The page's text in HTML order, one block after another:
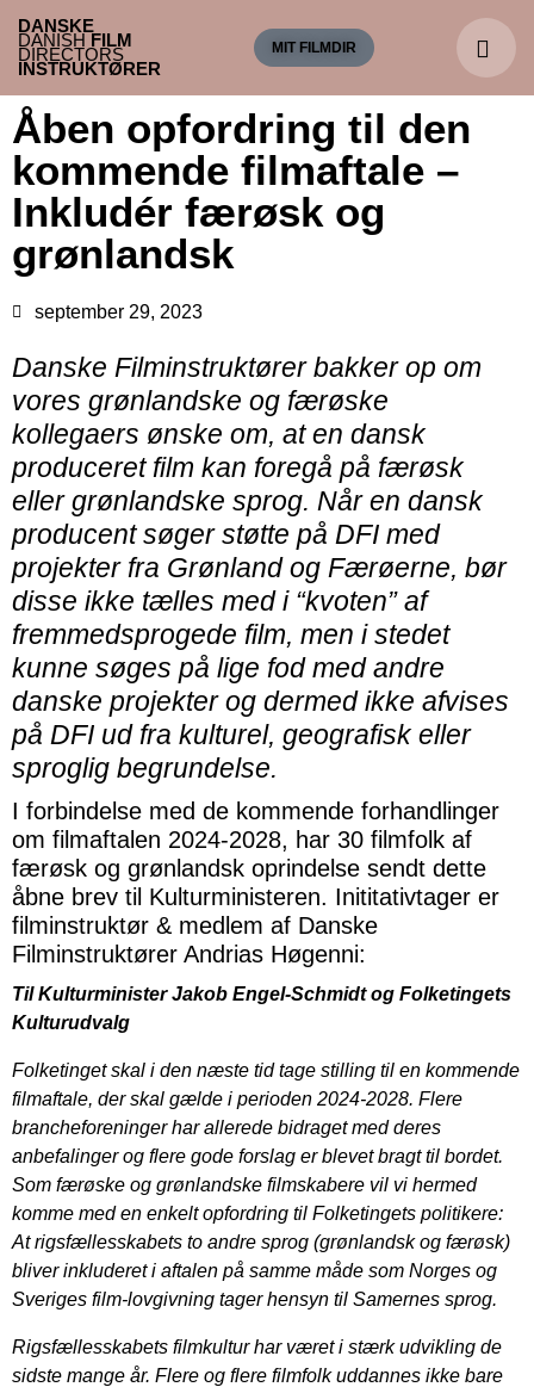
DANSKE
DANISH FILM
DIRECTORS
INSTRUKTØRER
MIT FILMDIR
Åben opfordring til den
kommende filmaftale –
Inkludér færøsk og
grønlandsk
september 29, 2023
Danske Filminstruktører bakker op om
vores grønlandske og færøske
kollegaers ønske om, at en dansk
produceret film kan foregå på færøsk
eller grønlandske sprog. Når en dansk
producent søger støtte på DFI med
projekter fra Grønland og Færøerne, bør
disse ikke tælles med i “kvoten” af
fremmedsprogede film, men i stedet
kunne søges på lige fod med andre
danske projekter og dermed ikke afvises
på DFI ud fra kulturel, geografisk eller
sproglig begrundelse.
I forbindelse med de kommende forhandlinger
om filmaftalen 2024-2028, har 30 filmfolk af
færøsk og grønlandsk oprindelse sendt dette
åbne brev til Kulturministeren. Inititativtager er
filminstruktør & medlem af Danske
Filminstruktører Andrias Høgenni:
Til Kulturminister Jakob Engel-Schmidt og Folketingets
Kulturudvalg
Folketinget skal i den næste tid tage stilling til en kommende
filmaftale, der skal gælde i perioden 2024-2028. Flere
brancheforeninger har allerede bidraget med deres
anbefalinger og flere gode forslag er blevet bragt til bordet.
Som færøske og grønlandske filmskabere vil vi hermed
komme med en enkelt opfordring til Folketingets politikere:
At rigsfællesskabets to andre sprog (grønlandsk og færøsk)
bliver inkluderet i aftalen på samme måde som Norges og
Sveriges film-lovgivning tager hensyn til Samernes sprog.
Rigsfællesskabets filmkultur har været i stærk udvikling de
sidste mange år. Flere og flere filmfolk uddannes ikke bare